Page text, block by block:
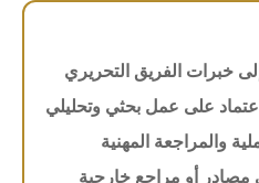
خبرات الفريق التحريري
على عمل بحثي وتحليلي
والمراجعة المهنية
مصادر أو مراجع خارجية